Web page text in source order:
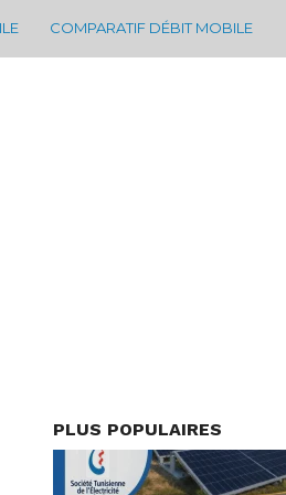
COMPARATIF DÉBIT MOBILE
PLUS POPULAIRES